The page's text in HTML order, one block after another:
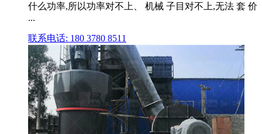
什么功率,所以功率对不上、 机械 子目对不上,无法 套 价
...
联系电话: 180 3780 8511